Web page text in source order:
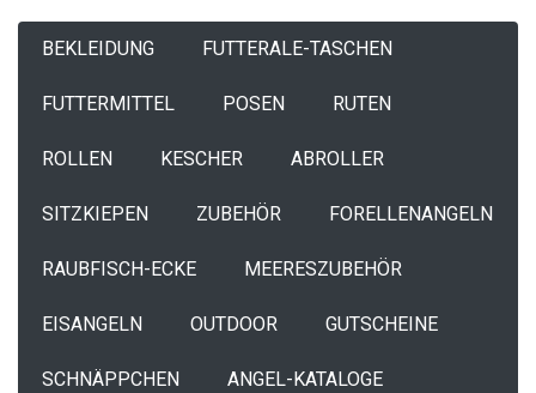
BEKLEIDUNG FUTTERALE-TASCHEN
FUTTERMITTEL POSEN RUTEN
ROLLEN KESCHER ABROLLER
SITZKIEPEN ZUBEHÖR FORELLENANGELN
RAUBFISCH-ECKE MEERESZUBEHÖR
EISANGELN OUTDOOR GUTSCHEINE
SCHNÄPPCHEN ANGEL-KATALOGE